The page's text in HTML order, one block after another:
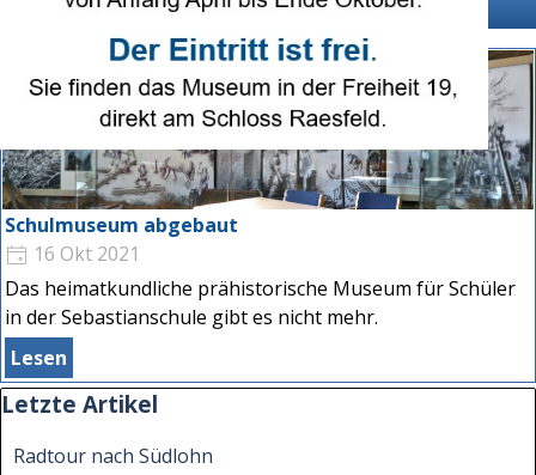
Schulmuseum abgebaut
16 Okt 2021
Das heimatkundliche prähistorische Museum für Schüler
in der Sebastianschule gibt es nicht mehr.
Lesen
Block überspringen Letzte Artikel
Letzte Artikel
Radtour nach Südlohn